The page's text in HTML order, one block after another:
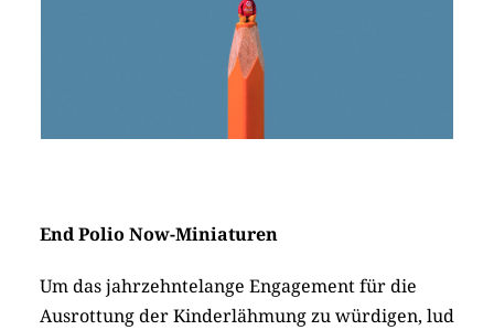
End Polio Now-Miniaturen
Um das jahrzehntelange Engagement für die
Ausrottung der Kinderlähmung zu würdigen, lud